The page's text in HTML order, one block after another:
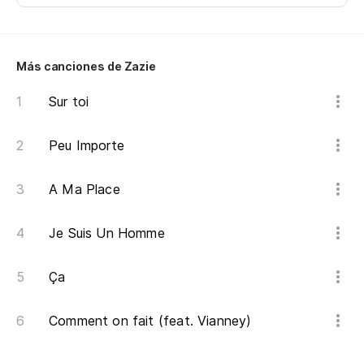
Más canciones de Zazie
Sur toi
Peu Importe
A Ma Place
Je Suis Un Homme
Ça
Comment on fait (feat. Vianney)